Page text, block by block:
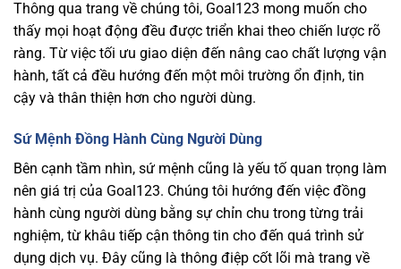
Thông qua trang về chúng tôi, Goal123 mong muốn cho
thấy mọi hoạt động đều được triển khai theo chiến lược rõ
ràng. Từ việc tối ưu giao diện đến nâng cao chất lượng vận
hành, tất cả đều hướng đến một môi trường ổn định, tin
cậy và thân thiện hơn cho người dùng.
Sứ Mệnh Đồng Hành Cùng Người Dùng
Bên cạnh tầm nhìn, sứ mệnh cũng là yếu tố quan trọng làm
nên giá trị của Goal123. Chúng tôi hướng đến việc đồng
hành cùng người dùng bằng sự chỉn chu trong từng trải
nghiệm, từ khâu tiếp cận thông tin cho đến quá trình sử
dụng dịch vụ. Đây cũng là thông điệp cốt lõi mà trang về